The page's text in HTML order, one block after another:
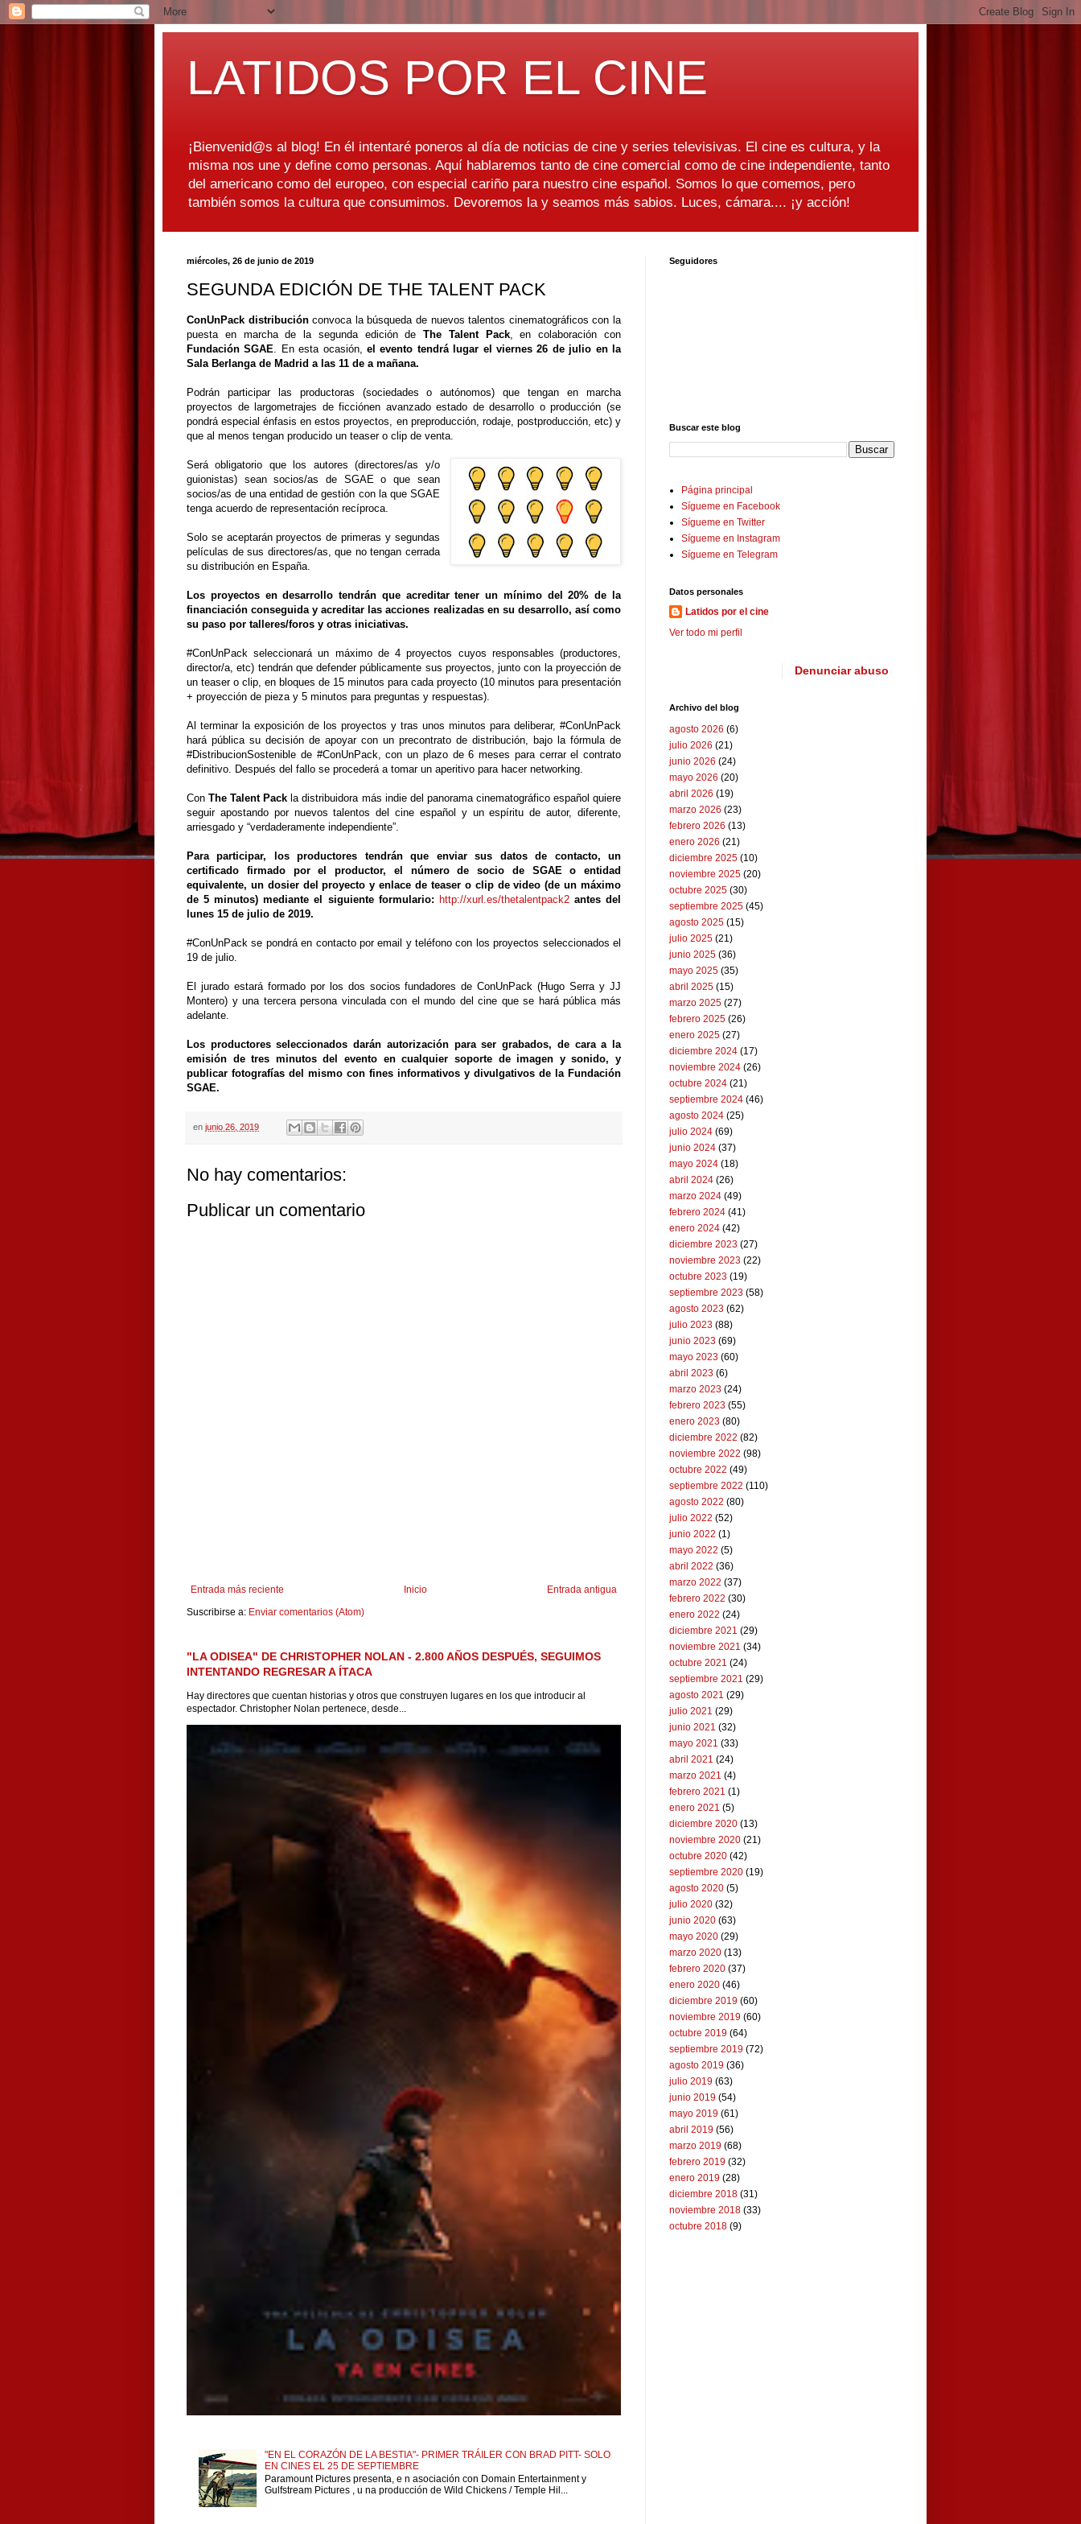
LATIDOS POR EL CINE
¡Bienvenid@s al blog! En él intentaré poneros al día de noticias de cine y series televisivas. El cine es cultura, y la
misma nos une y define como personas. Aquí hablaremos tanto de cine comercial como de cine independiente, tanto
del americano como del europeo, con especial cariño para nuestro cine español. Somos lo que comemos, pero
también somos la cultura que consumimos. Devoremos la y seamos más sabios. Luces, cámara.... ¡y acción!
miércoles, 26 de junio de 2019
SEGUNDA EDICIÓN DE THE TALENT PACK
ConUnPack distribuciónconvoca la búsqueda de nuevos talentos cinematográficos con la
puesta en marcha de la segunda edición deThe Talent Pack, en colaboración con
Fundación SGAE. En esta ocasión,el evento tendrá lugar el viernes 26 de julio en la
Sala Berlanga de Madrid a las 11 de a mañana.
Podrán participar las productoras (sociedades o autónomos) que tengan en marcha
proyectos de largometrajes de ficciónen avanzado estado de desarrollo o producción (se
pondrá especial énfasis en estos proyectos, en preproducción, rodaje, postproducción, etc) y
que al menos tengan producido un teaser o clip de venta.
Será obligatorio que los autores (directores/as y/o
guionistas) sean socios/as de SGAE o que sean
socios/as de una entidad de gestión con la que SGAE
tenga acuerdo de representación recíproca.
Solo se aceptarán proyectos de primeras y segundas
películas de sus directores/as, que no tengan cerrada
su distribución en España.
Los proyectos en desarrollo tendrán que acreditar tener un mínimo del 20% de la
financiación conseguida y acreditar las acciones realizadas en su desarrollo, así como
su paso por talleres/foros y otras iniciativas.
#ConUnPack seleccionará un máximo de 4 proyectos cuyos responsables (productores,
director/a, etc) tendrán que defender públicamente sus proyectos, junto con la proyección de
un teaser o clip, en bloques de 15 minutos para cada proyecto (10 minutos para presentación
+ proyección de pieza y 5 minutos para preguntas y respuestas).
Al terminar la exposición de los proyectos y tras unos minutos para deliberar, #ConUnPack
hará pública su decisión de apoyar con un precontrato de distribución, bajo la fórmula de
#DistribucionSostenible de #ConUnPack, con un plazo de 6 meses para cerrar el contrato
definitivo. Después del fallo se procederá a tomar un aperitivo para hacer networking.
ConThe Talent Pack la distribuidora más indie del panorama cinematográfico español quiere
seguir apostando por nuevos talentos del cine español y un espíritu de autor, diferente,
arriesgado y “verdaderamente independiente”.
Para participar, los productores tendrán que enviar sus datos de contacto, un
certificado firmado por el productor, el número de socio de SGAE o entidad
equivalente, un dosier del proyecto y enlace de teaser o clip de video (de un máximo
de 5 minutos) mediante el siguiente formulario: http://xurl.es/thetalentpack2 antes del
lunes 15 de julio de 2019.
#ConUnPack se pondrá en contacto por email y teléfono con los proyectos seleccionados el
19 de julio.
El jurado estará formado por los dos socios fundadores de ConUnPack (Hugo Serra y JJ
Montero) y una tercera persona vinculada con el mundo del cine que se hará pública más
adelante.
Los productores seleccionados darán autorización para ser grabados, de cara a la
emisión de tres minutos del evento en cualquier soporte de imagen y sonido, y
publicar fotografías del mismo con fines informativos y divulgativos de la Fundación
SGAE.
en junio 26, 2019
No hay comentarios:
Publicar un comentario
Entrada más reciente Entrada antigua
Inicio
Suscribirse a: Enviar comentarios (Atom)
"LA ODISEA" DE CHRISTOPHER NOLAN - 2.800 AÑOS DESPUÉS, SEGUIMOS
INTENTANDO REGRESAR A ÍTACA
Hay directores que cuentan historias y otros que construyen lugares en los que introducir al
espectador. Christopher Nolan pertenece, desde...
"EN EL CORAZÓN DE LA BESTIA"- PRIMER TRÁILER CON BRAD PITT- SOLO
EN CINES EL 25 DE SEPTIEMBRE
Paramount Pictures presenta, e n asociación con Domain Entertainment y
Gulfstream Pictures , u na producción de Wild Chickens / Temple Hil...
Seguidores
Buscar este blog
Página principal
Sígueme en Facebook
Sígueme en Twitter
Sígueme en Instagram
Sígueme en Telegram
Datos personales
Latidos por el cine
Ver todo mi perfil
Denunciar abuso
Archivo del blog
agosto 2026 (6)
julio 2026 (21)
junio 2026 (24)
mayo 2026 (20)
abril 2026 (19)
marzo 2026 (23)
febrero 2026 (13)
enero 2026 (21)
diciembre 2025 (10)
noviembre 2025 (20)
octubre 2025 (30)
septiembre 2025 (45)
agosto 2025 (15)
julio 2025 (21)
junio 2025 (36)
mayo 2025 (35)
abril 2025 (15)
marzo 2025 (27)
febrero 2025 (26)
enero 2025 (27)
diciembre 2024 (17)
noviembre 2024 (26)
octubre 2024 (21)
septiembre 2024 (46)
agosto 2024 (25)
julio 2024 (69)
junio 2024 (37)
mayo 2024 (18)
abril 2024 (26)
marzo 2024 (49)
febrero 2024 (41)
enero 2024 (42)
diciembre 2023 (27)
noviembre 2023 (22)
octubre 2023 (19)
septiembre 2023 (58)
agosto 2023 (62)
julio 2023 (88)
junio 2023 (69)
mayo 2023 (60)
abril 2023 (6)
marzo 2023 (24)
febrero 2023 (55)
enero 2023 (80)
diciembre 2022 (82)
noviembre 2022 (98)
octubre 2022 (49)
septiembre 2022 (110)
agosto 2022 (80)
julio 2022 (52)
junio 2022 (1)
mayo 2022 (5)
abril 2022 (36)
marzo 2022 (37)
febrero 2022 (30)
enero 2022 (24)
diciembre 2021 (29)
noviembre 2021 (34)
octubre 2021 (24)
septiembre 2021 (29)
agosto 2021 (29)
julio 2021 (29)
junio 2021 (32)
mayo 2021 (33)
abril 2021 (24)
marzo 2021 (4)
febrero 2021 (1)
enero 2021 (5)
diciembre 2020 (13)
noviembre 2020 (21)
octubre 2020 (42)
septiembre 2020 (19)
agosto 2020 (5)
julio 2020 (32)
junio 2020 (63)
mayo 2020 (29)
marzo 2020 (13)
febrero 2020 (37)
enero 2020 (46)
diciembre 2019 (60)
noviembre 2019 (60)
octubre 2019 (64)
septiembre 2019 (72)
agosto 2019 (36)
julio 2019 (63)
junio 2019 (54)
mayo 2019 (61)
abril 2019 (56)
marzo 2019 (68)
febrero 2019 (32)
enero 2019 (28)
diciembre 2018 (31)
noviembre 2018 (33)
octubre 2018 (9)